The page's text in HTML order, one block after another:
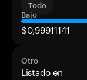
Todo
Bajo
$0,99911141
Otro
Listado en